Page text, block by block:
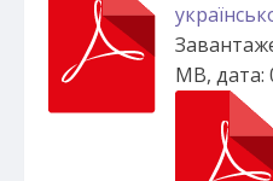
MB, дата: